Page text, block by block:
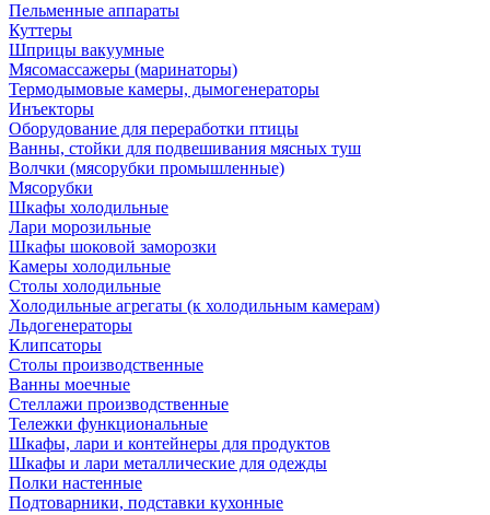
Пельменные аппараты
Куттеры
Шприцы вакуумные
Мясомассажеры (маринаторы)
Термодымовые камеры, дымогенераторы
Инъекторы
Оборудование для переработки птицы
Ванны, стойки для подвешивания мясных туш
Волчки (мясорубки промышленные)
Мясорубки
Шкафы холодильные
Лари морозильные
Шкафы шоковой заморозки
Камеры холодильные
Столы холодильные
Холодильные агрегаты (к холодильным камерам)
Льдогенераторы
Клипсаторы
Столы производственные
Ванны моечные
Стеллажи производственные
Тележки функциональные
Шкафы, лари и контейнеры для продуктов
Шкафы и лари металлические для одежды
Полки настенные
Подтоварники, подставки кухонные